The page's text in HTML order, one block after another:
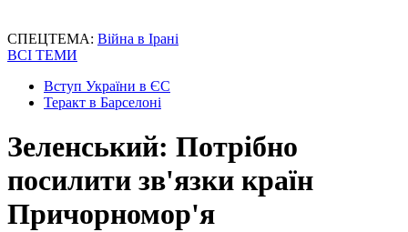
СПЕЦТЕМА: Війна в Ірані
ВСІ ТЕМИ
Вступ України в ЄС
Теракт в Барселоні
Зеленський: Потрібно
посилити зв'язки країн
Причорномор'я